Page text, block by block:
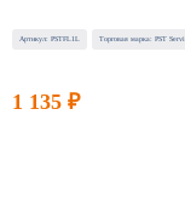
Артикул: PSTFL1L Торговая марка: PST
1 135 ₽